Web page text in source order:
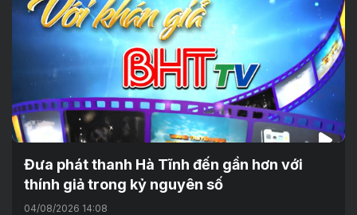
Đưa phát thanh Hà Tĩnh đến gần hơn với
thính giả trong kỷ nguyên số
04/08/2026 14:08